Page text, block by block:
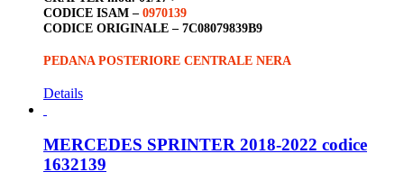
CODICE ISAM – 0970139
CODICE ORIGINALE – 7C08079839B9
PEDANA POSTERIORE CENTRALE NERA
Details
MERCEDES SPRINTER 2018-2022 codice
1632139